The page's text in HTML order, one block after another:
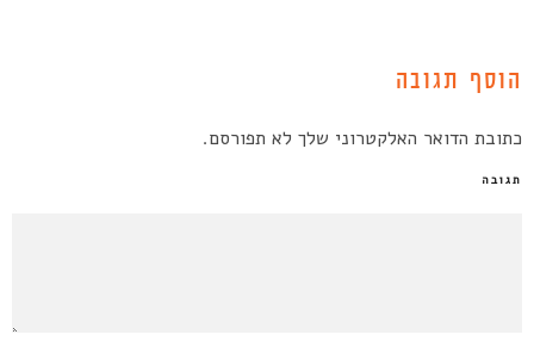
הוסף תגובה
כתובת הדואר האלקטרוני שלך לא תפורסם.
תגובה